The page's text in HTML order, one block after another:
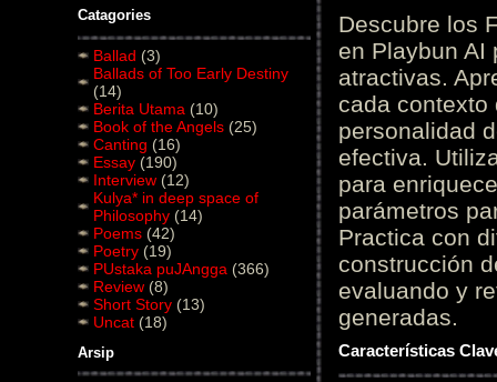
Catagories
Ballad (3)
Ballads of Too Early Destiny
(14)
Berita Utama (10)
Book of the Angels (25)
Canting (16)
Essay (190)
Interview (12)
Kulya* in deep space of
Philosophy (14)
Poems (42)
Poetry (19)
PUstaka puJAngga (366)
Review (8)
Short Story (13)
Uncat (18)
Arsip
Descubre los
en Playbun AI
atractivas.
cada contexto
personalidad
efectiva.
para
parámetros
Practica con
construcción
evaluando y
generadas.
Características